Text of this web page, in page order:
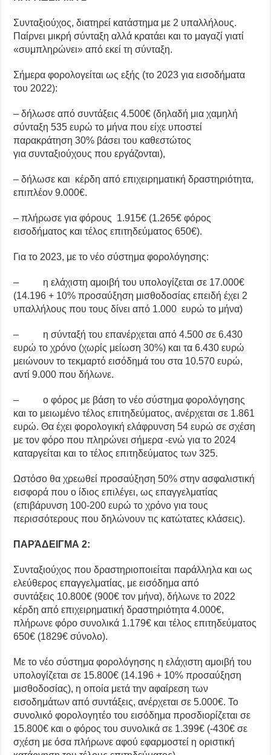
Συνταξιούχος, διατηρεί κατάστημα με 2 υπαλλήλους.
Παίρνει μικρή σύνταξη αλλά κρατάει και το μαγαζί γιατί
«συμπληρώνει» από εκεί τη σύνταξη.
Σήμερα φορολογείται ως εξής (το 2023 για εισοδήματα
του 2022):
– δήλωσε από συντάξεις 4.500€ (δηλαδή μια χαμηλή
σύνταξη 535 ευρώ το μήνα που είχε υποστεί
παρακράτηση 30% βάσει του καθεστώτος
για συνταξιούχους που εργάζονται),
– δήλωσε και κέρδη από επιχειρηματική δραστηριότητα,
επιπλέον 9.000€.
– πλήρωσε για φόρους 1.915€ (1.265€ φόρος
εισοδήματος και τέλος επιτηδεύματος 650€).
Για το 2023, με το νέο σύστημα φορολόγησης:
– η ελάχιστη αμοιβή του υπολογίζεται σε 17.000€
(14.196 + 10% προσαύξηση μισθοδοσίας επειδή έχει 2
υπαλλήλους που τους δίνει από 1.000 ευρώ το μήνα)
– η σύνταξή του επανέρχεται από 4.500 σε 6.430
ευρώ το χρόνο (χωρίς μείωση 30%) και τα 6.430 ευρώ
μειώνουν το τεκμαρτό εισόδημά του στα 10.570 ευρώ,
αντί 9.000 που δήλωνε.
– ο φόρος με βάση το νέο σύστημα φορολόγησης
και το μειωμένο τέλος επιτηδεύματος, ανέρχεται σε 1.861
ευρώ. Θα έχει φορολογική ελάφρυνση 54 ευρώ σε σχέση
με τον φόρο που πληρώνει σήμερα -ενώ για το 2024
καταργείται και το τέλος επιτηδεύματος των 325.
Ωστόσο θα χρεωθεί προσαύξηση 50% στην ασφαλιστική
εισφορά που ο ίδιος επιλέγει, ως επαγγελματίας
(επιβάρυνση 100-200 ευρώ το χρόνο για τους
περισσότερους που δηλώνουν τις κατώτατες κλάσεις).
ΠΑΡΆΔΕΙΓΜΑ 2:
Συνταξιούχος που δραστηριοποιείται παράλληλα και ως
ελεύθερος επαγγελματίας, με εισόδημα από
συντάξεις 10.800€ (900€ τον μήνα), δήλωνε το 2022
κέρδη από επιχειρηματική δραστηριότητα 4.000€,
πλήρωνε φόρο συνολικά 1.179€ και τέλος επιτηδεύματος
650€ (1829€ σύνολο).
Με το νέο σύστημα φορολόγησης η ελάχιστη αμοιβή του
υπολογίζεται σε 15.800€ (14.196 + 10% προσαύξηση
μισθοδοσίας), η οποία μετά την αφαίρεση των
εισοδημάτων από συντάξεις, ανέρχεται σε 5.000€. Το
συνολικό φορολογητέο του εισόδημα προσδιορίζεται σε
15.800€ και ο φόρος του συνολικά σε 1.399€ (-430€ σε
σχέση με όσα πλήρωνε αφού εφαρμοστεί η οριστική